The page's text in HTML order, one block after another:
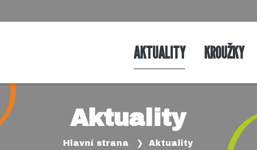
AKTUALITY KROUŽKY
Aktuality
Hlavní strana Aktuality